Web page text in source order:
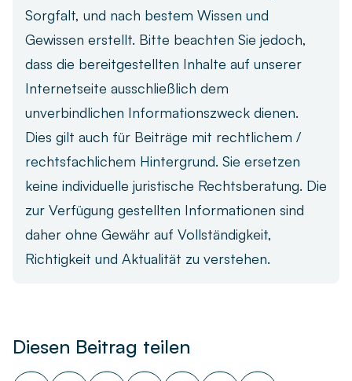
Sorgfalt, und nach bestem Wissen und
Gewissen erstellt. Bitte beachten Sie jedoch,
dass die bereitgestellten Inhalte auf unserer
Internetseite ausschließlich dem
unverbindlichen Informationszweck dienen.
Dies gilt auch für Beiträge mit rechtlichem /
rechtsfachlichem Hintergrund. Sie ersetzen
keine individuelle juristische Rechtsberatung. Die
zur Verfügung gestellten Informationen sind
daher ohne Gewähr auf Vollständigkeit,
Richtigkeit und Aktualität zu verstehen.
Diesen Beitrag teilen